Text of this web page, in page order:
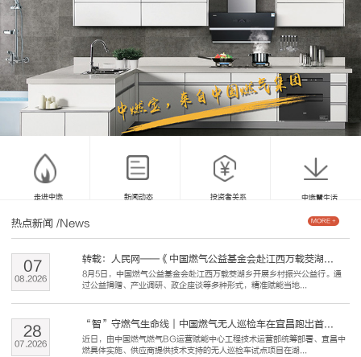
走进中燃 新闻动态 投资者关系 中燃慧生活
热点新闻 /News
转载：人民网——《中国燃气公益基金会赴江西万载茭湖...
8月5日，中国燃气公益基金会赴江西万载茭湖乡开展乡村振兴公益行。通
过公益捐赠、产业调研、政企座谈等多种形式，精准赋能当地...
08.2026
07
“智”守燃气生命线｜中国燃气无人巡检车在宜昌跑出首...
近日，由中国燃气燃气BG运营赋能中心工程技术运营部统筹部署、宜昌中
燃具体实施、供应商提供技术支持的无人巡检车试点项目在湖...
07.2026
28
MORE +